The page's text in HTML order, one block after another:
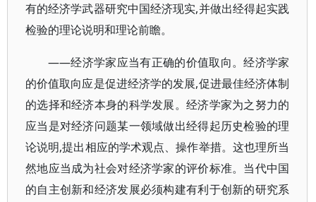
有的经济学武器研究中国经济现实,并做出经得起实践
检验的理论说明和理论前瞻。
——经济学家应当有正确的价值取向。经济学家
的价值取向应是促进经济学的发展,促进最佳经济体制
的选择和经济本身的科学发展。经济学家为之努力的
应当是对经济问题某一领域做出经得起历史检验的理
论说明,提出相应的学术观点、操作举措。这也理所当
然地应当成为社会对经济学家的评价标准。当代中国
的自主创新和经济发展必须构建有利于创新的研究系